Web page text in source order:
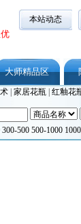
本站动态
大师精品区
| 家居花瓶| 红釉花
300-500 500-1000